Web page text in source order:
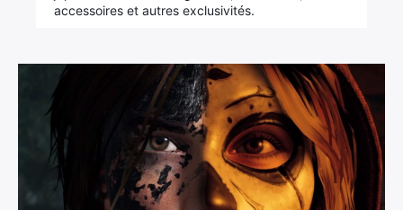
accessoires et autres exclusivités.